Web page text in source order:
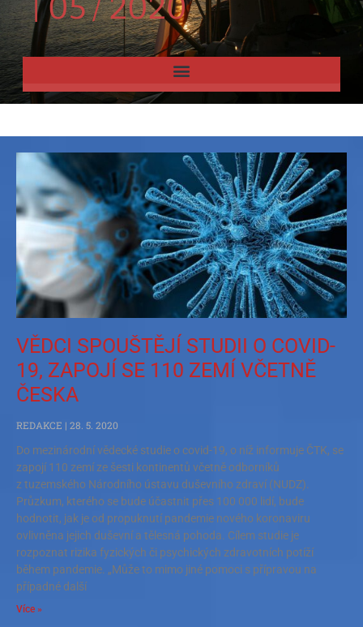
|05 / 2020
VĚDCI SPOUŠTĚJÍ STUDII O COVID-
19, ZAPOJÍ SE 110 ZEMÍ VČETNĚ
ČESKA
REDAKCE
28. 5. 2020
Do mezinárodní vědecké studie o covid-19, o níž informuje ČTK, se
zapojí 110 zemí ze šesti kontinentů včetně odborníků
z tuzemského Národního ústavu duševního zdraví (NUDZ).
Průzkum, kterého se bude účastnit přes 100 000 lidí, bude
hodnotit, jak je od propuknutí pandemie nového koronaviru
ovlivněna jejich duševní a tělesná pohoda. Cílem studie je
rozpoznat rizika fyzických či psychických zdravotních potíží
během pandemie. „Může to mimo jiné pomoci s přípravou na
případné další
Více »